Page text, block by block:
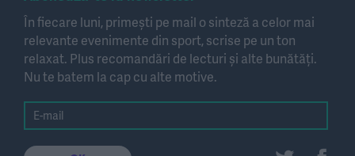
În fiecare luni, primești pe mail o sinteză a celor mai
relevante evenimente din sport, scrise pe un ton
relaxat. Plus recomandări de lecturi și alte bunătăți.
Nu te batem la cap cu alte motive.